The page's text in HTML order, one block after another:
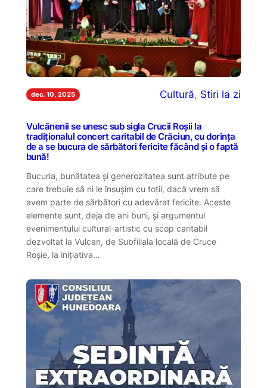
dec. 10, 2025 Cultură, Stiri la zi
Vulcănenii se unesc sub sigla Crucii Roșii la
tradiționalul concert caritabil de Crăciun, cu dorința
de a se bucura de sărbători fericite făcând și o faptă
bună!
Bucuria, bunătatea și generozitatea sunt atribute pe
care trebuie să ni le însușim cu toții, dacă vrem să
avem parte de sărbători cu adevărat fericite. Aceste
elemente sunt, deja de ani buni, și argumentul
evenimentului cultural-artistic cu scop caritabil
dezvoltat la Vulcan, de Subfiliala locală de Cruce
Roșie, la inițiativa…